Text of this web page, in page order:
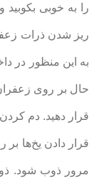
را به خوبی
ریز شدن ذرات
به این منظور در
حال بر روی
قرار دهید. دم
قرار دادن یخ‌ها بر
مرور ذوب شود.